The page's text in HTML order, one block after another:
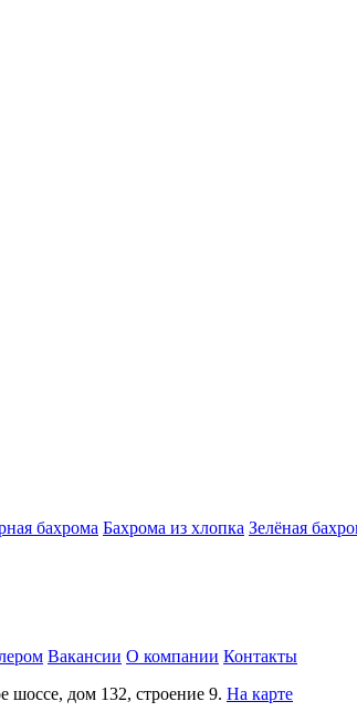
бахрома Бахрома из хлопка Зелёная
Вакансии О компании Контакты
шоссе, дом 132, строение 9. На карте